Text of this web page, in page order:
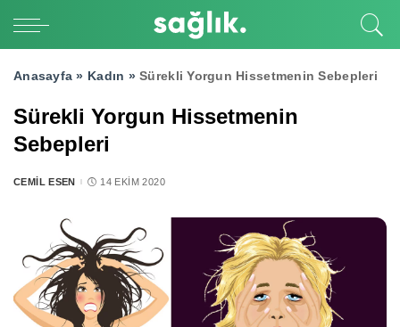
Anasayfa » Kadın »Sürekli Yorgun Hissetmenin Sebepleri
Sürekli Yorgun Hissetmenin
Sebepleri
POSTED
CEMIL ESEN 14 EKIM 2020